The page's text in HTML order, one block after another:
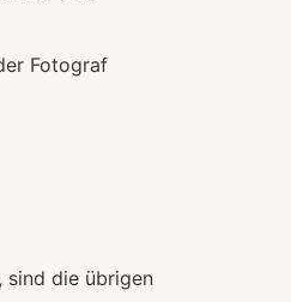
Fotograf
sind die übrigen